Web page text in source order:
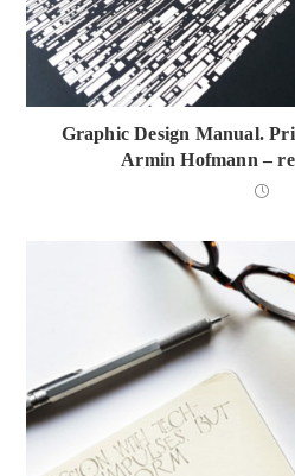
Graphic Design Manual.
Armin Hofmann –